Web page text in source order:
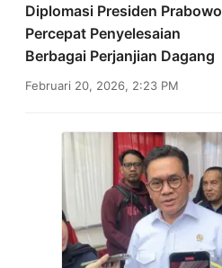
Diplomasi Presiden Prabowo
Percepat Penyelesaian
Berbagai Perjanjian Dagang
Februari 20, 2026, 2:23 PM